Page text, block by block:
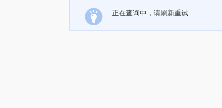
正在查询中，请刷新重试